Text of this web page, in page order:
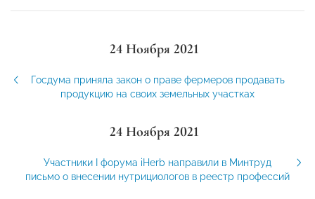
24 Ноября 2021
Госдума приняла закон о праве фермеров продавать
продукцию на своих земельных участках
24 Ноября 2021
Участники I форума iHerb направили в Минтруд
письмо о внесении нутрициологов в реестр профессий